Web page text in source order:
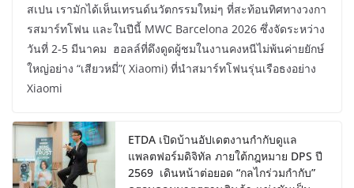
สเปน เรามักได้เห็นเทรนด์นวัตกรรมใหม่ๆ ที่สะท้อนทิศทางวงกา
รสมาร์ทโฟน และในปีนี้ MWC Barcelona 2026 ซึ่งจัดระหว่าง
วันที่ 2-5 มีนาคม ฮอลล์ที่ดึงดูดผู้ชมในงานคงหนีไม่พ้นค่ายยักษ์
ใหญ่อย่าง “เสียวหมี่”( Xiaomi) ที่นำสมาร์ทโฟนรุ่นเรือธงอย่าง
Xiaomi
ETDA เปิดบ้านอัปเดตงานกำกับดูแล
แพลตฟอร์มดิจิทัล ภายใต้กฎหมาย DPS ปี
2569 เดินหน้าต่อยอด “กลไกร่วมกำกับ”